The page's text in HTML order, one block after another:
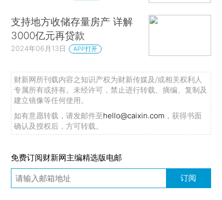
支持地方收储存量房产 详解
3000亿元再贷款
2024年06月13日 APP打开
财新网所刊载内容之知识产权为财新传媒及/或相关权利人
专属所有或持有。未经许可，禁止进行转载、摘编、复制及
建立镜像等任何使用。
如有意愿转载，请发邮件至hello@caixin.com ，获得书面
确认及授权后，方可转载。
免费订阅财新网主编精选版电邮
订阅